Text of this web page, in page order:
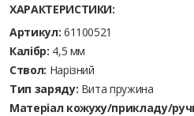
ХАРАКТЕРИСТИКИ:
Артикул: 61100521
Калібр: 4,5 мм
Ствол: Нарізний
Тип заряду: Вита пружина
Матеріал кожуху/прикладу/